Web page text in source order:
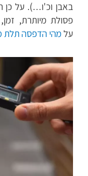
באבן וכ'ו…). על כן
פסולת מיותרת,
על מהי הדפסה תלת